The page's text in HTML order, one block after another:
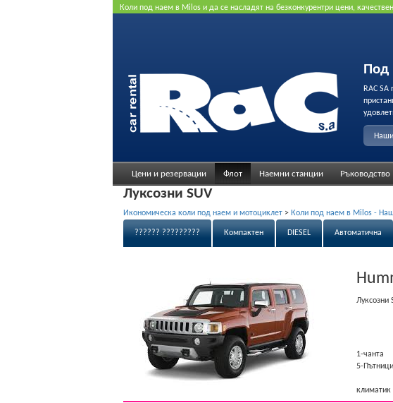
Коли под наем в Milos и да се насладят на безконкурентри цени,
Под
RAC
Цени и резервации Флот Наемни станции Ръководство
Луксозни SUV
Икономическа коли под наем и мотоциклет > Коли под наем в Milos -
?????? ????????? Компактен DIESEL Автоматична
Луксозни
1-чанта
5-Пътници
климатик